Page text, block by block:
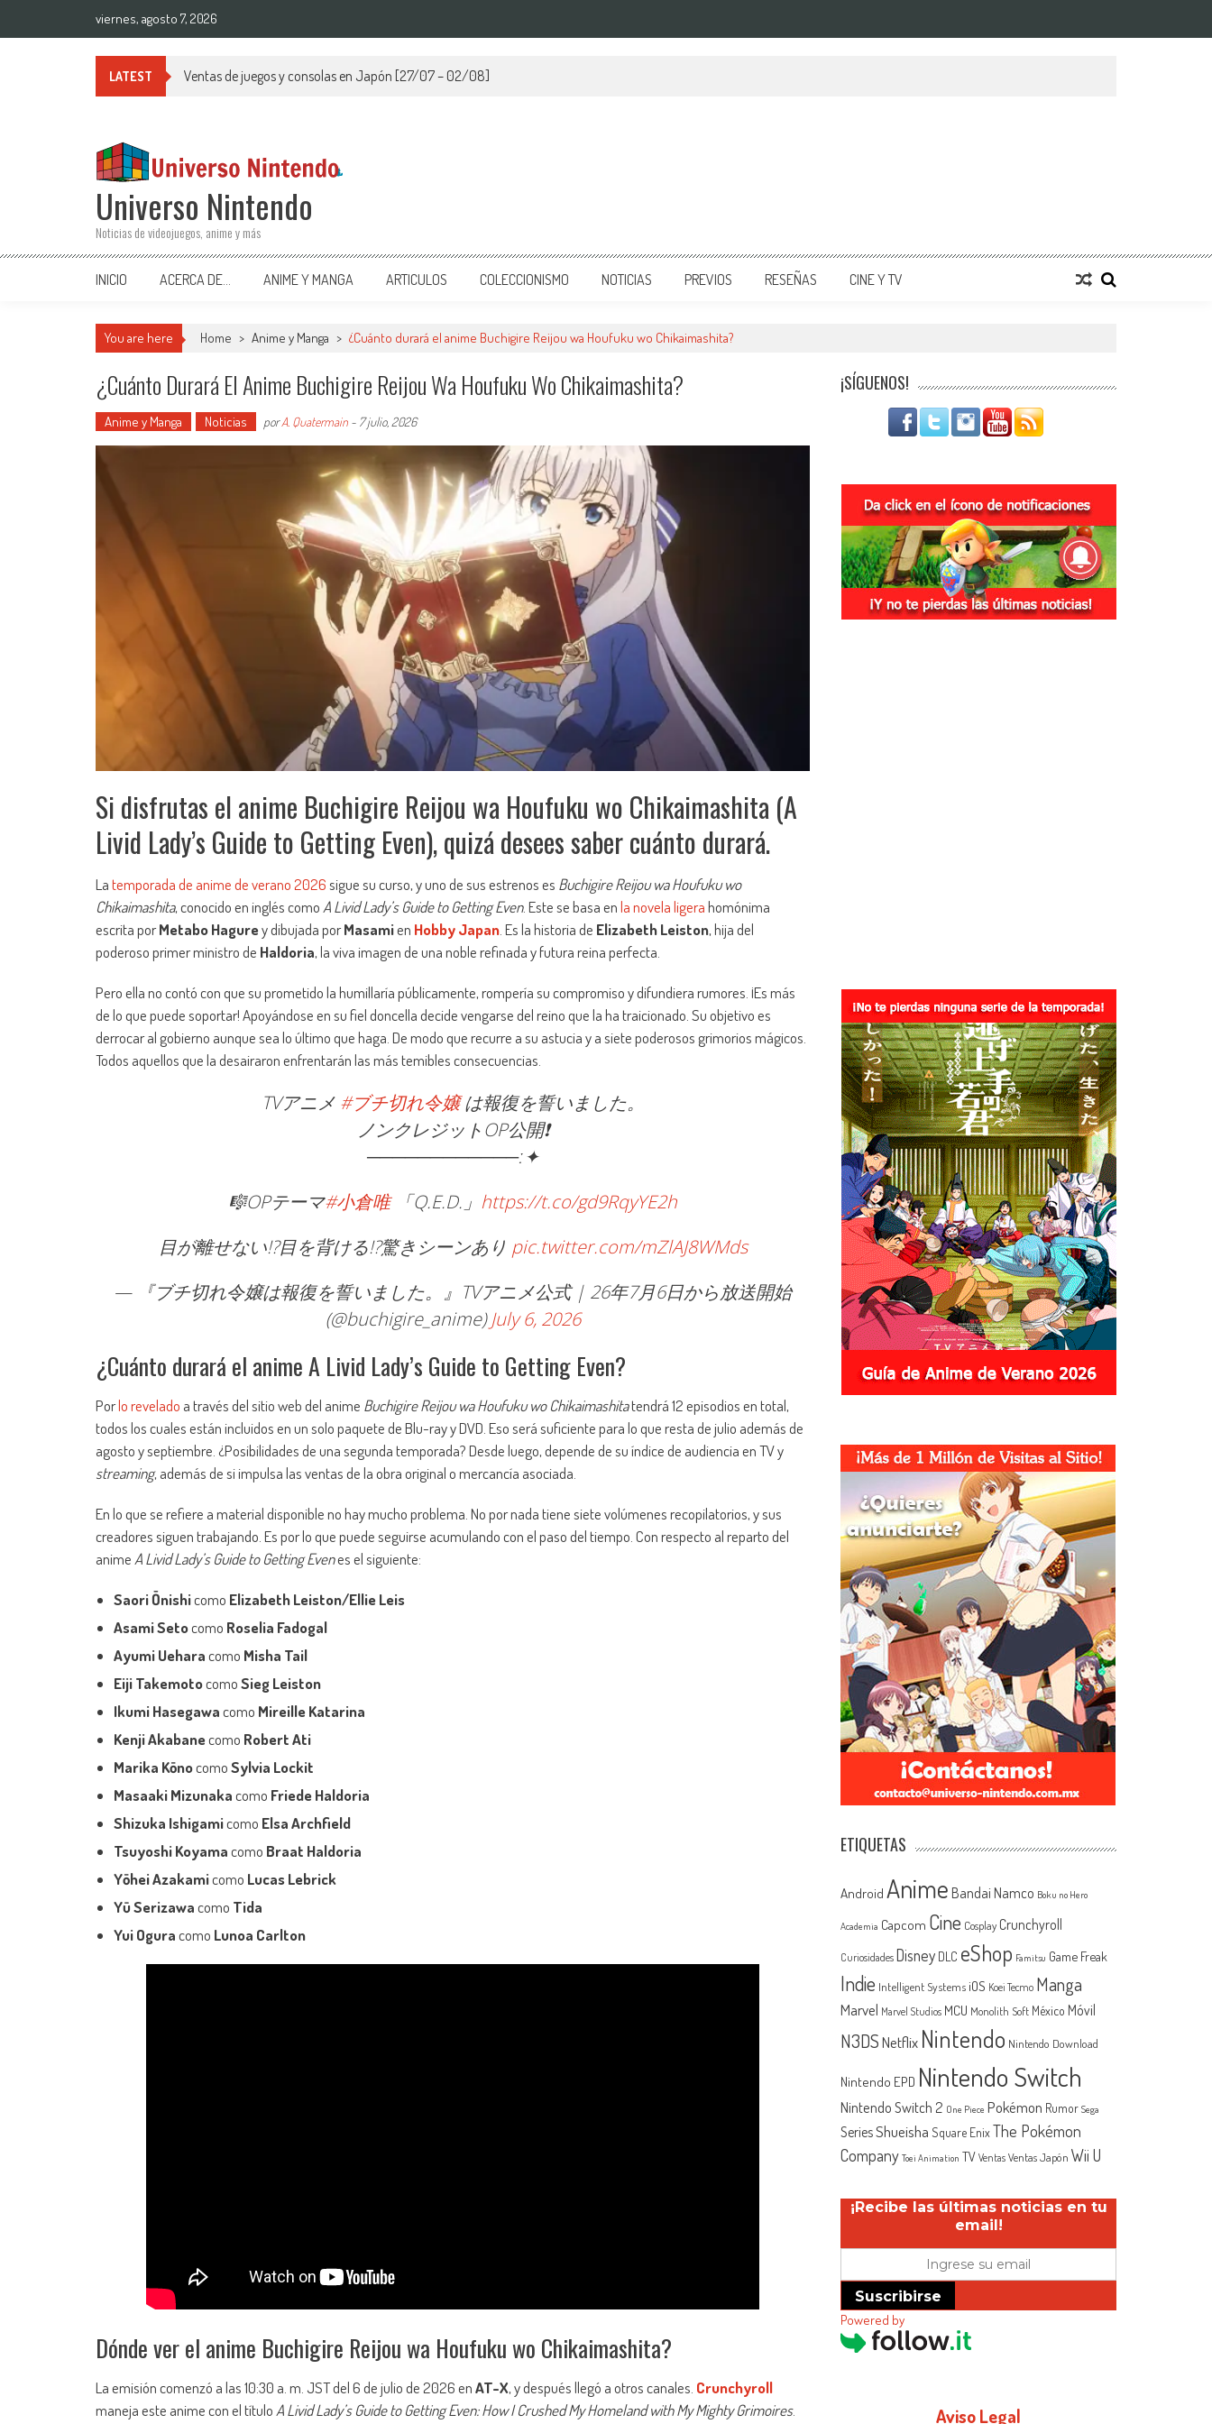
viernes, agosto 7, 2026
LATEST Ventas de juegos y consolas en Japón [27/07 – 02/08]
Universo Nintendo
Noticias de videojuegos, anime y más
INICIO ACERCA DE… ANIME Y MANGA ARTICULOS COLECCIONISMO NOTICIAS PREVIOS RESEÑAS CINE Y TV
You are here Home > Anime y Manga > ¿Cuánto durará el anime Buchigire Reijou wa Houfuku wo Chikaimashita?
¿Cuánto Durará El Anime Buchigire Reijou Wa Houfuku Wo Chikaimashita?
Anime y Manga Noticias porA. Quatermain - 7 julio, 2026
Si disfrutas el anime Buchigire Reijou wa Houfuku wo Chikaimashita (A
Livid Lady’s Guide to Getting Even), quizá desees saber cuánto durará.
Latemporada de anime de verano 2026sigue su curso, y uno de sus estrenos es Buchigire Reijou wa Houfuku wo
Chikaimashita, conocido en inglés comoA Livid Lady’s Guide to Getting Even. Este se basa enla novela ligerahomónima
escrita porMetabo Hagurey dibujada porMasamien Hobby Japan. Es la historia de Elizabeth Leiston, hija del
poderoso primer ministro de Haldoria, la viva imagen de una noble refinada y futura reina perfecta.
Pero ella no contó con que su prometido la humillaría públicamente, rompería su compromiso y difundiera rumores. ¡Es más
de lo que puede soportar! Apoyándose en su fiel doncella decide vengarse del reino que la ha traicionado. Su objetivo es
derrocar al gobierno aunque sea lo último que haga. De modo que recurre a su astucia y a siete poderosos grimorios mágicos.
Todos aquellos que la desairaron enfrentarán las más temibles consecuencias.
TVアニメ #ブチ切れ令嬢は報復を誓いました。
ノンクレジットOP公開❗️
────────────ː✦
🎼OPテーマ#小倉唯「Q.E.D.」 https://t.co/gd9RqyYE2h
目が離せない!?目を背ける!?驚きシーンあり pic.twitter.com/mZlAJ8WMds
— 『ブチ切れ令嬢は報復を誓いました。』TVアニメ公式 | 26年7月6日から放送開始
(@buchigire_anime)July 6, 2026
¿Cuánto durará el anime A Livid Lady’s Guide to Getting Even?
Porlo revelado a través del sitio web del anime Buchigire Reijou wa Houfuku wo Chikaimashitatendrá 12 episodios en total,
todos los cuales están incluidos en un solo paquete de Blu-ray y DVD. Eso será suficiente para lo que resta de julio además de
agosto y septiembre. ¿Posibilidades de una segunda temporada? Desde luego, depende de su índice de audiencia en TV y
streaming, además de si impulsa las ventas de la obra original o mercancía asociada.
En lo que se refiere a material disponible no hay mucho problema. No por nada tiene siete volúmenes recopilatorios, y sus
creadores siguen trabajando. Es por lo que puede seguirse acumulando con el paso del tiempo. Con respecto al reparto del
animeA Livid Lady’s Guide to Getting Evenes el siguiente:
Saori Ōnishicomo Elizabeth Leiston/Ellie Leis
Asami Setocomo Roselia Fadogal
Ayumi Ueharacomo Misha Tail
Eiji TakemotocomoSieg Leiston
Ikumi Hasegawacomo Mireille Katarina
Kenji Akabanecomo Robert Ati
Marika KōnocomoSylvia Lockit
Masaaki Mizunakacomo Friede Haldoria
Shizuka Ishigamicomo Elsa Archfield
Tsuyoshi Koyamacomo Braat Haldoria
Yōhei Azakamicomo Lucas Lebrick
Yū Serizawacomo Tida
Yui Oguracomo Lunoa Carlton
Dónde ver el anime Buchigire Reijou wa Houfuku wo Chikaimashita?
La emisión comenzó a las 10:30 a. m. JST del 6 de julio de 2026 enAT-X, y después llegó a otros canales. Crunchyroll
maneja este anime con el títuloA Livid Lady’s Guide to Getting Even: How I Crushed My Homeland with My Mighty Grimoires.
¡SÍGUENOS!
ETIQUETAS
Android Anime Bandai Namco Boku no Hero
Academia Capcom Cine Cosplay Crunchyroll
Curiosidades Disney DLC eShop Famitsu Game Freak
Indie Intelligent Systems iOS Koei Tecmo Manga
Marvel Marvel Studios MCU Monolith Soft México Móvil
N3DSNetflix Nintendo Nintendo Download
Nintendo EPD Nintendo Switch
Nintendo Switch 2 One Piece Pokémon Rumor Sega
SeriesShueisha Square EnixThe Pokémon
Company Toei Animation TV Ventas Ventas Japón Wii U
¡Recibe las últimas noticias en tu
email!
Suscribirse
Powered by
Aviso Legal